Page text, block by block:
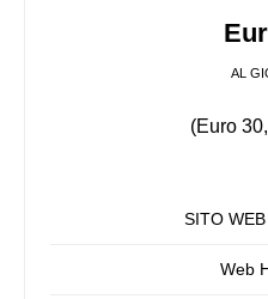
AL
(Euro
SITO
Web